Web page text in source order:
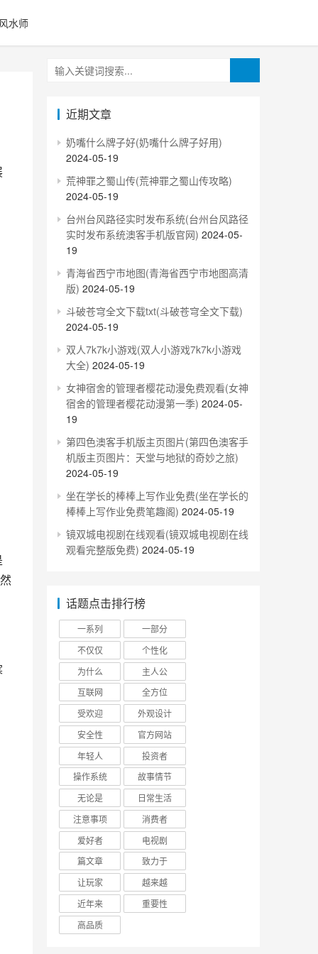
水师
近期文章
奶嘴什么牌子好(奶嘴什么牌子好用)
2024-05-19
荒神罪之蜀山传(荒神罪之蜀山传攻略)
2024-05-19
台州台风路径实时发布系统(台州台风路径
实时发布系统澳客手机版官网) 2024-05-
19
青海省西宁市地图(青海省西宁市地图高清
版) 2024-05-19
斗破苍穹全文下载txt(斗破苍穹全文下载)
2024-05-19
双人7k7k小游戏(双人小游戏7k7k小游戏
大全) 2024-05-19
女神宿舍的管理者樱花动漫免费观看(女神
宿舍的管理者樱花动漫第一季) 2024-05-
19
第四色澳客手机版主页图片(第四色澳客手
机版主页图片：天堂与地狱的奇妙之旅)
2024-05-19
坐在学长的棒棒上写作业免费(坐在学长的
棒棒上写作业免费笔趣阁) 2024-05-19
镜双城电视剧在线观看(镜双城电视剧在线
观看完整版免费) 2024-05-19
话题点击排行榜
一系列
一部分
不仅仅
个性化
为什么
主人公
互联网
全方位
受欢迎
外观设计
安全性
官方网站
年轻人
投资者
操作系统
故事情节
无论是
日常生活
注意事项
消费者
爱好者
电视剧
篇文章
致力于
让玩家
越来越
近年来
重要性
高品质